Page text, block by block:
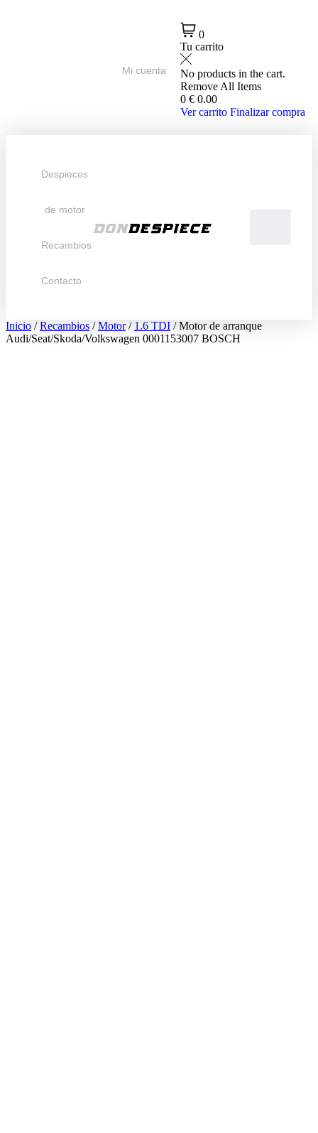
Mi cuenta
0
Tu carrito
No products in the cart.
Remove All Items
0 € 0.00
Ver carrito Finalizar compra
Despieces
de motor
Recambios
Contacto
Inicio /Recambios /Motor/ 1.6 TDI / Motor de arranque
Audi/Seat/Skoda/Volkswagen 0001153007 BOSCH